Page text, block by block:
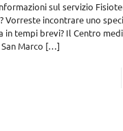
sul servizio
Vorreste incontrare uno
in tempi brevi? Il Centro
Marco […]